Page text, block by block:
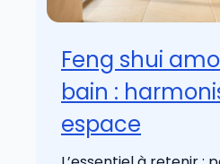
Feng shui
bain :
espace